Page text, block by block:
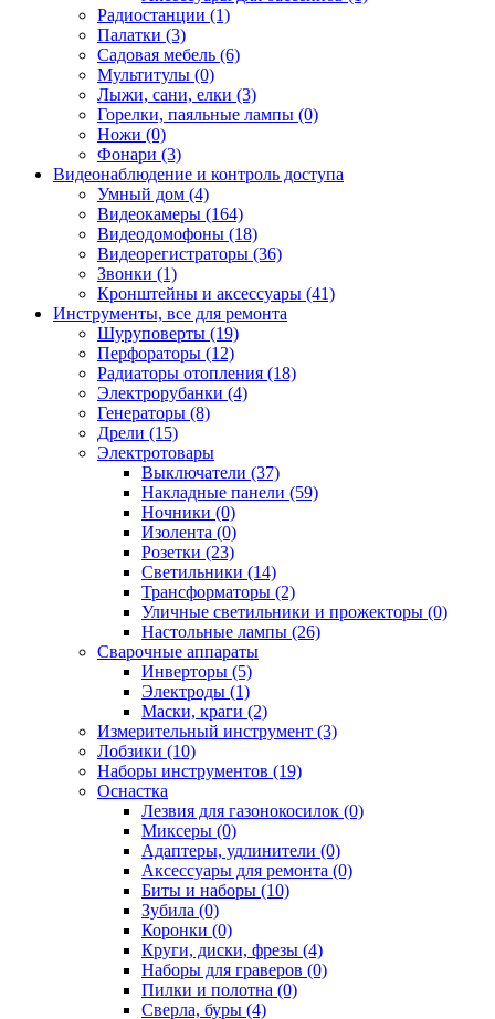
Радиостанции (1)
Палатки (3)
Садовая мебель (6)
Мультитулы (0)
Лыжи, сани, елки (3)
Горелки, паяльные лампы (0)
Ножи (0)
Фонари (3)
Видеонаблюдение и контроль доступа
Умный дом (4)
Видеокамеры (164)
Видеодомофоны (18)
Видеорегистраторы (36)
Звонки (1)
Кронштейны и аксессуары (41)
Инструменты, все для ремонта
Шуруповерты (19)
Перфораторы (12)
Радиаторы отопления (18)
Электрорубанки (4)
Генераторы (8)
Дрели (15)
Электротовары
Выключатели (37)
Накладные панели (59)
Ночники (0)
Изолента (0)
Розетки (23)
Светильники (14)
Трансформаторы (2)
Уличные светильники и прожекторы (0)
Настольные лампы (26)
Сварочные аппараты
Инверторы (5)
Электроды (1)
Маски, краги (2)
Измерительный инструмент (3)
Лобзики (10)
Наборы инструментов (19)
Оснастка
Лезвия для газонокосилок (0)
Миксеры (0)
Адаптеры, удлинители (0)
Аксессуары для ремонта (0)
Биты и наборы (10)
Зубила (0)
Коронки (0)
Круги, диски, фрезы (4)
Наборы для граверов (0)
Пилки и полотна (0)
Сверла, буры (4)